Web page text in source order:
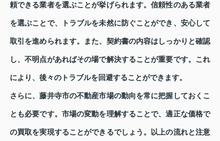
頼できる業者を選ぶことが挙げられます。信頼性のある業者
を選ぶことで、トラブルを未然に防ぐことができ、安心して
取引を進められます。また、契約書の内容はしっかりと確認
し、不明点があればその場で解決することが重要です。これ
により、後々のトラブルを回避することができます。
さらに、藤井寺市の不動産市場の動向を常に把握しておくこ
とも必要です。市場の変動を理解することで、適正な価格で
の買取を実現することができるでしょう。以上の流れと注意